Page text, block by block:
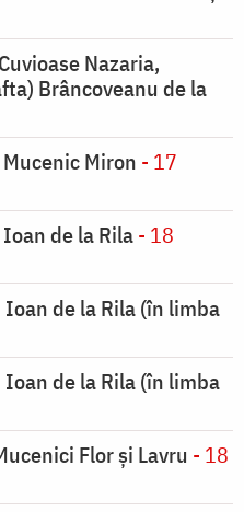
Nazaria,
Brâncoveanu de la
Miron - 17
de la Rila- 18
de la Rila (în limba
de la Rila (în limba
Flor și Lavru - 18